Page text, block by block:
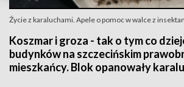
Życie z karaluchami. Apele o pomoc w walce z
Koszmar i groza - tak o tym co
budynków na szczecińskim
mieszkańcy. Blok opanowały